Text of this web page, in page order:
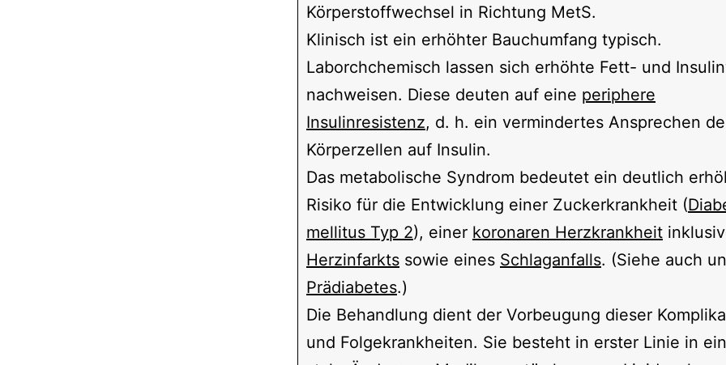
Körperstoffwechsel in Richtung MetS.
Klinisch ist ein erhöhter Bauchumfang typisch.
Laborchchemisch lassen sich erhöhte Fett- und
nachweisen. Diese deuten auf eine periphere
Insulinresistenz, d. h. ein vermindertes Ansprechen
Körperzellen auf Insulin.
Das metabolische Syndrom bedeutet ein deutlich
Risiko für die Entwicklung einer Zuckerkrankheit (
mellitus Typ 2), einer koronaren Herzkrankheit
Herzinfarkts sowie eines Schlaganfalls. (Siehe auch
Prädiabetes.)
Die Behandlung dient der Vorbeugung dieser
und Folgekrankheiten. Sie besteht in erster Linie in